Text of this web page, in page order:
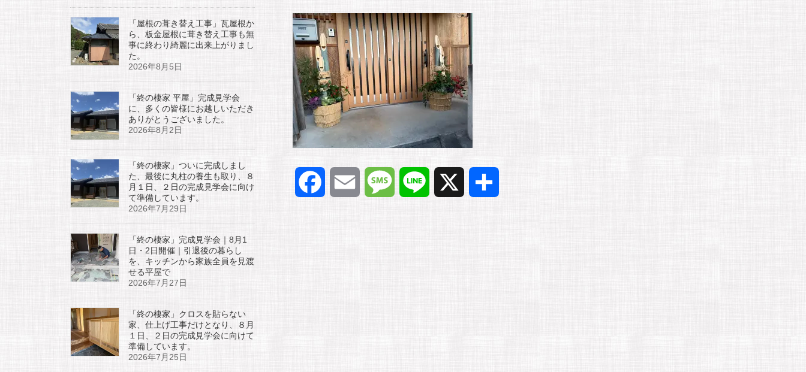
日
時
:
「屋根の葺き替え工事」瓦屋根か
ら、板金屋根に葺き替え工事も無
事に終わり綺麗に出来上がりまし
た。
2026年8月5日
「終の棲家 平屋」完成見学会
に、多くの皆様にお越しいただき
ありがとうございました。
2026年8月2日
「終の棲家」ついに完成しまし
た、最後に丸柱の養生も取り、８
月１日、２日の完成見学会に向け
て準備しています。
2026年7月29日
「終の棲家」完成見学会｜8月1
日・2日開催｜引退後の暮らし
を、キッチンから家族全員を見渡
せる平屋で
2026年7月27日
「終の棲家」クロスを貼らない
家、仕上げ工事だけとなり、８月
１日、２日の完成見学会に向けて
準備しています。
2026年7月25日